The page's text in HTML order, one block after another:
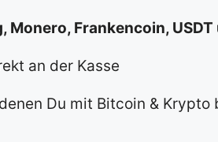
Monero, Frankencoin, USDT
an der Kasse
Du mit Bitcoin & Krypto